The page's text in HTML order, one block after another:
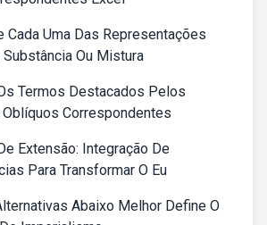
Cada Uma Das Representações
Substância Ou Mistura
Termos Destacados Pelos
Correspondentes
Extensão: Integração De
Para Transformar O Eu
Abaixo Melhor Define O